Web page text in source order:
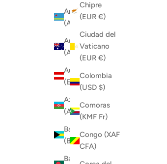
Chipre
(EUR €)
Ciudad del
Vaticano
(EUR €)
Colombia
(USD $)
Comoras
(KMF Fr)
Congo (XAF
CFA)
Aruba
Australia
Austria
Azerbaiyán
Bahamas
Bangladés